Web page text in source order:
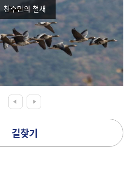
천수만의 철새
길찾기